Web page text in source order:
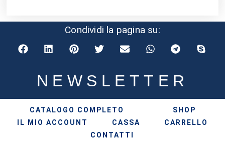
Condividi la pagina su:
NEWSLETTER
CATALOGO COMPLETO
SHOP
IL MIO ACCOUNT
CASSA
CARRELLO
CONTATTI